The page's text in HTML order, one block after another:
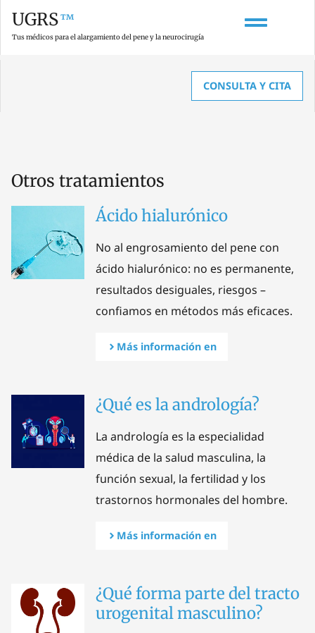
UGRS™
Tus médicos para el alargamiento del pene y la neurocirugía
CONSULTA Y CITA
Otros tratamientos
Ácido hialurónico
No al engrosamiento del pene con
ácido hialurónico: no es permanente,
resultados desiguales, riesgos –
confiamos en métodos más eficaces.
Más información en
¿Qué es la andrología?
La andrología es la especialidad
médica de la salud masculina, la
función sexual, la fertilidad y los
trastornos hormonales del hombre.
Más información en
¿Qué forma parte del tracto
urogenital masculino?